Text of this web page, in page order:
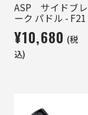
ASP サイドブレ
ーク パドル - F21
¥10,680 (税
込)